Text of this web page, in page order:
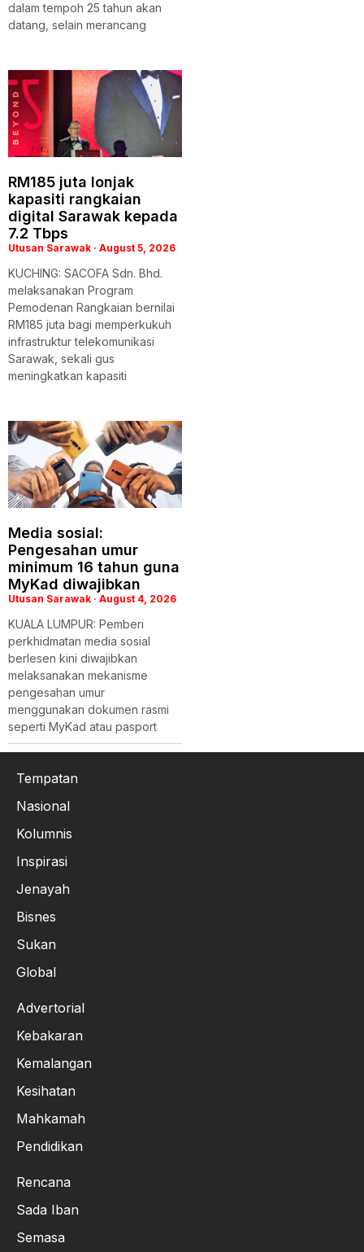
dalam tempoh 25 tahun akan
datang, selain merancang
RM185 juta lonjak
kapasiti rangkaian
digital Sarawak kepada
7.2 Tbps
Utusan Sarawak August 5, 2026
KUCHING: SACOFA Sdn. Bhd.
melaksanakan Program
Pemodenan Rangkaian bernilai
RM185 juta bagi memperkukuh
infrastruktur telekomunikasi
Sarawak, sekali gus
meningkatkan kapasiti
Media sosial:
Pengesahan umur
minimum 16 tahun guna
MyKad diwajibkan
Utusan Sarawak August 4, 2026
KUALA LUMPUR: Pemberi
perkhidmatan media sosial
berlesen kini diwajibkan
melaksanakan mekanisme
pengesahan umur
menggunakan dokumen rasmi
seperti MyKad atau pasport
Tempatan
Nasional
Kolumnis
Inspirasi
Jenayah
Bisnes
Sukan
Global
Advertorial
Kebakaran
Kemalangan
Kesihatan
Mahkamah
Pendidikan
Rencana
Sada Iban
Semasa